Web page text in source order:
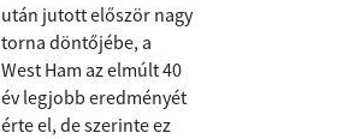
után jutott először nagy
torna döntőjébe, a
West Ham az elmúlt 40
év legjobb eredményét
érte el, de szerinte ez